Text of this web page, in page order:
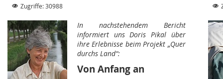
Zugriffe: 30988
In nachstehendem Bericht
informiert uns Doris Pikal über
ihre Erlebnisse beim Projekt „Quer
durchs Land“:
Von Anfang an